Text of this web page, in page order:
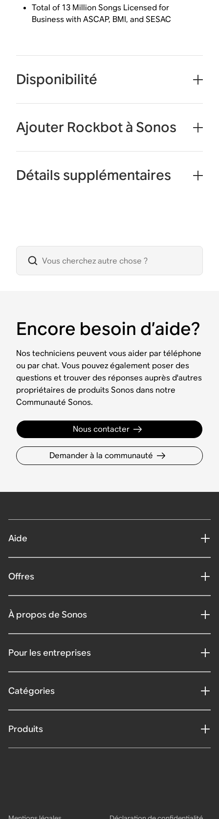
Total of 13 Million Songs Licensed for
Business with ASCAP, BMI, and SESAC
Disponibilité
Ajouter Rockbot à Sonos
Détails supplémentaires
Encore besoin d’aide?
Nos techniciens peuvent vous aider par téléphone
ou par chat. Vous pouvez également poser des
questions et trouver des réponses auprès d'autres
propriétaires de produits Sonos dans notre
Communauté Sonos.
Nous contacter
Demander à la communauté
Aide
Offres
À propos de Sonos
Pour les entreprises
Catégories
Produits